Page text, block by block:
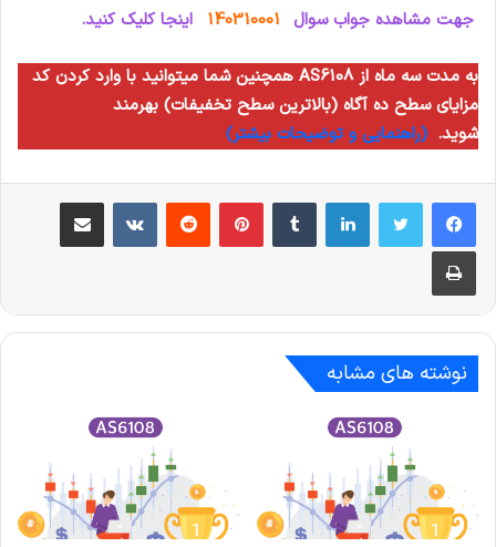
جهت مشاهده جواب سوال 140310001 اینجا کلیک کنید.
همچنین شما میتوانید با وارد کردن کد AS6108 به مدت سه ماه از
مزایای سطح ده آگاه (بالاترین سطح تخفیفات) بهرمند
شوید. (راهنمایی و توضیحات بیشتر)
لینکدین ‫تامبلر ‫پین‌ترست‫رددیت ‫VKontakteاشتراک گذاری از طریق ایمیل
چاپ
نوشته های مشابه